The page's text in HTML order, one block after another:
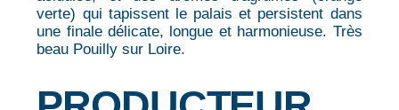
verte) qui tapissent le palais et persistent dans
une finale délicate, longue et harmonieuse. Très
beau Pouilly sur Loire.